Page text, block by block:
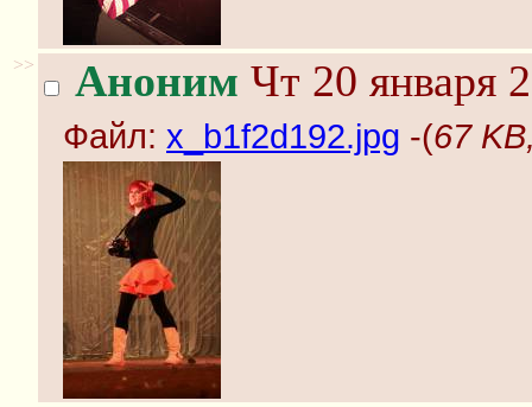
>> Аноним Чт 20 января
Файл: x_b1f2d192.jpg -(67